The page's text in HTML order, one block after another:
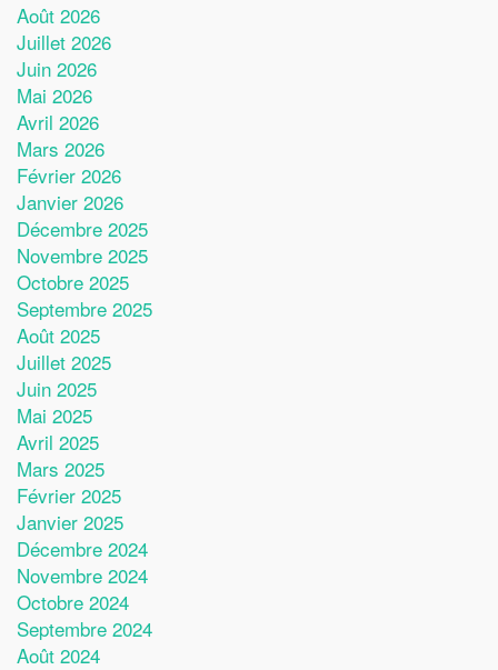
Août 2026
Juillet 2026
Juin 2026
Mai 2026
Avril 2026
Mars 2026
Février 2026
Janvier 2026
Décembre 2025
Novembre 2025
Octobre 2025
Septembre 2025
Août 2025
Juillet 2025
Juin 2025
Mai 2025
Avril 2025
Mars 2025
Février 2025
Janvier 2025
Décembre 2024
Novembre 2024
Octobre 2024
Septembre 2024
Août 2024